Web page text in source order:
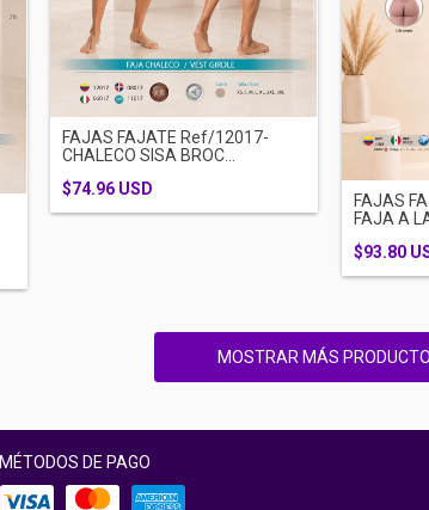
FAJAS FAJATE Ref/12017-
CHALECO SISA BROC...
$74.96 USD
FAJAS
FAJA A
$93.80
MOSTRAR MÁS
MÉTODOS DE PAGO